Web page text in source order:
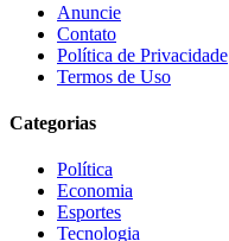
Anuncie
Contato
Política de Privacidade
Termos de Uso
Categorias
Política
Economia
Esportes
Tecnologia